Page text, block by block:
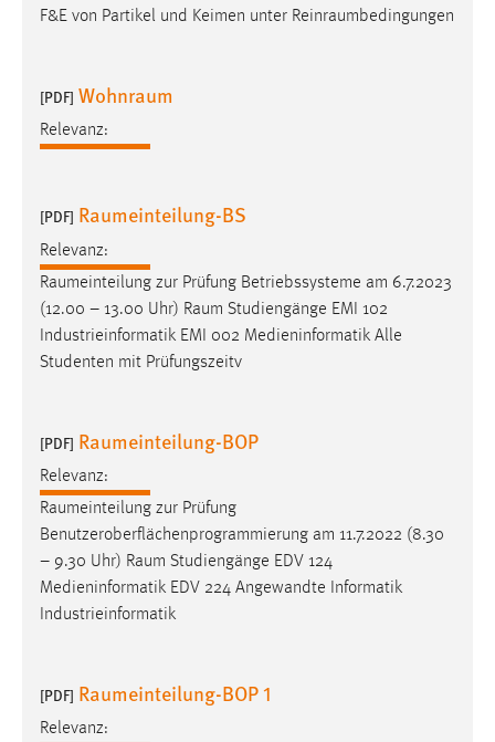
F&E von Partikel und Keimen unter Reinraumbedingungen
[PDF] Wohnraum
Relevanz:
[PDF] Raumeinteilung-BS
Relevanz:
Raumeinteilung zur Prüfung Betriebssysteme am 6.7.2023
(12.00 – 13.00 Uhr) Raum Studiengänge EMI 102
Industrieinformatik EMI 002 Medieninformatik Alle
Studenten mit Prüfungszeitv
[PDF] Raumeinteilung-BOP
Relevanz:
Raumeinteilung zur Prüfung
Benutzeroberflächenprogrammierung am 11.7.2022 (8.30
– 9.30 Uhr) Raum Studiengänge EDV 124
Medieninformatik EDV 224 Angewandte Informatik
Industrieinformatik
[PDF] Raumeinteilung-BOP 1
Relevanz:
Sprachpräferenz
site-language-preference
Zweck:
30 Tage
Chat
Name:
MibewSessionID, MIBEW_UserID, mibew_locale, mibew-
Wird benötigt um die Chatfunktion nutzen zu können.
Cookie Laufzeit:
MibewSessionID, mibew-chat-frame-style-
5e9dbeb1811c0446 = Sitzungslaufzeit, mibew_locale = 3
Jahre, MIBEW_UserID = 1 Jahr
Login
fe_user, be_user, be_lastLoginProvider
Zweck: